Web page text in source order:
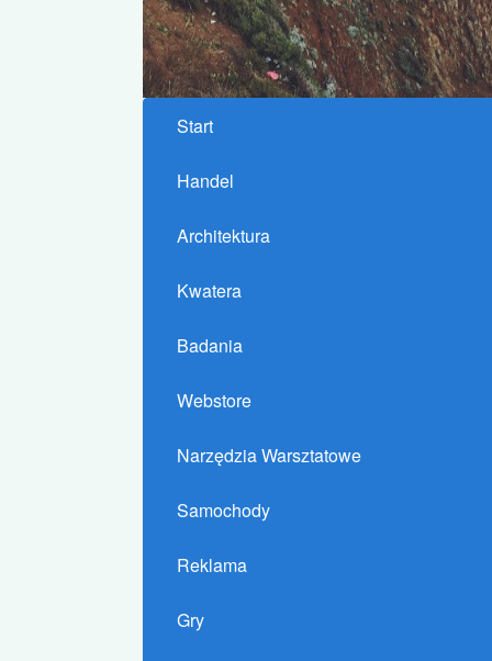
Start
Handel
Architektura
Kwatera
Badania
Webstore
Narzędzia Warsztatowe
Samochody
Reklama
Gry